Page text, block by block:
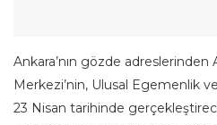
Ankara’nın gözde adreslerinden
Merkezi’nin, Ulusal Egemenlik
23 Nisan tarihinde